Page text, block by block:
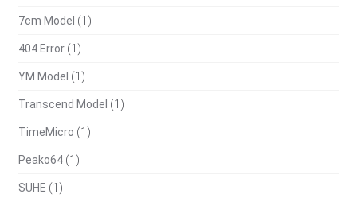
7cm Model (1)
404 Error (1)
YM Model (1)
Transcend Model (1)
TimeMicro (1)
Peako64 (1)
SUHE (1)